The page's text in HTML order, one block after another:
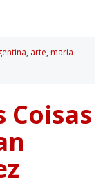
, arte, maria
Coisas